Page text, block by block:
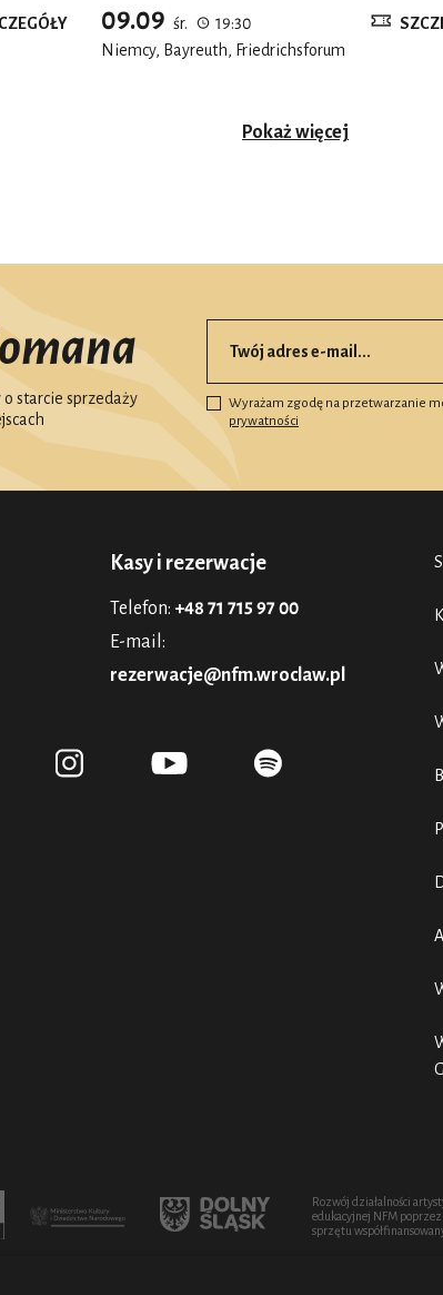
09.09 śr.
19:30
Niemcy, Bayreuth, Friedrichsforum
Pokaż więcej
starcie sprzedaży
Wyrażam zgodę na przetwarzanie
prywatności
Kasy i rezerwacje
Telefon: +48 71 715 97 00
E-mail:
rezerwacje@nfm.wroclaw.pl
Rozwój działalności
edukacyjnej NFM
sprzętu